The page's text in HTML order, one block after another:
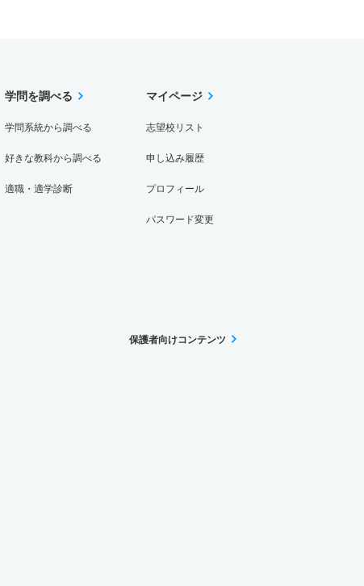
学問を調べる
学問系統から調べる
好きな教科から調べる
適職・適学診断
マイページ
志望校リスト
申し込み履歴
プロフィール
パスワード変更
保護者向けコンテンツ